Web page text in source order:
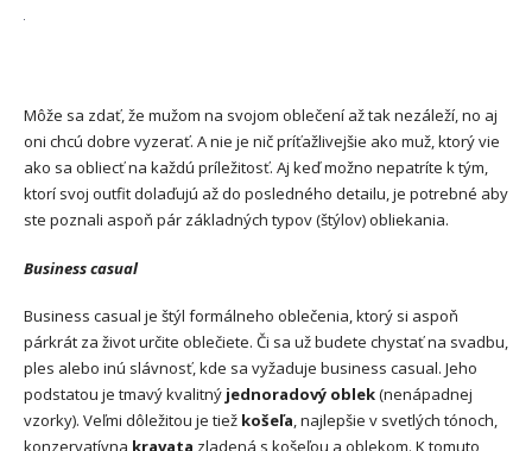
Môže sa zdať, že mužom na svojom oblečení až tak nezáleží, no aj
oni chcú dobre vyzerať. A nie je nič príťažlivejšie ako muž, ktorý vie
ako sa obliecť na každú príležitosť. Aj keď možno nepatríte k tým,
ktorí svoj outfit dolaďujú až do posledného detailu, je potrebné aby
ste poznali aspoň pár základných typov (štýlov) obliekania.
Business casual
Business casual je štýl formálneho oblečenia, ktorý si aspoň
párkrát za život určite oblečiete. Či sa už budete chystať na svadbu,
ples alebo inú slávnosť, kde sa vyžaduje business casual. Jeho
podstatou je tmavý kvalitný jednoradový oblek(nenápadnej
vzorky). Veľmi dôležitou je tiež košeľa, najlepšie v svetlých tónoch,
konzervatívna kravata zladená s košeľou a oblekom. K tomuto